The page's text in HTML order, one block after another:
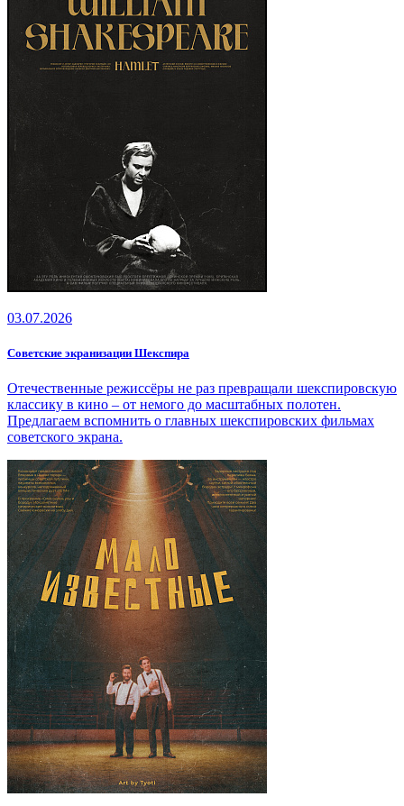
03.07.2026
Советские экранизации Шекспира
Отечественные режиссёры не раз превращали шекспировскую
классику в кино – от немого до масштабных полотен.
Предлагаем вспомнить о главных шекспировских фильмах
советского экрана.